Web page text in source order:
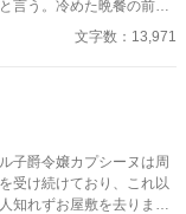
言う。冷めた晩餐の前で
家へ戻った。 彼女
る公爵ディートリヒが目
れる喜びを知っていく。
、身勝手な幼なじみの嘘
れファンタジー。
文字数：13,971
子爵令嬢カプシーヌは周
受け続けており、これ以
知れずお屋敷を去りまし